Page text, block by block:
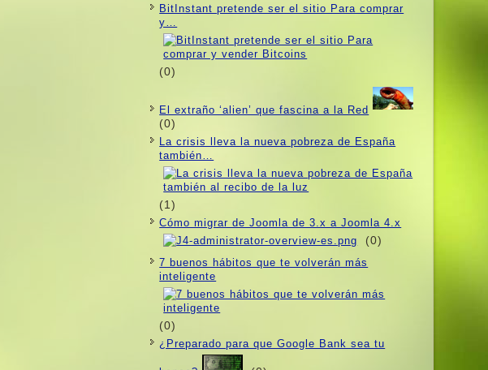
BitInstant pretende ser el sitio Para comprar
y…
(0)
El extraño ‘alien’ que fascina a la Red
(0)
La crisis lleva la nueva pobreza de España
también…
(1)
Cómo migrar de Joomla de 3.x a Joomla 4.x
(0)
7 buenos hábitos que te volverán más
inteligente
(0)
¿Preparado para que Google Bank sea tu